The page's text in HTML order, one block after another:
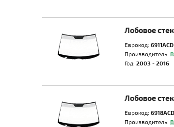
Лобовое
Еврокод:
Производитель:
Год: 2003 - 2016
Лобовое
Еврокод:
Производитель: